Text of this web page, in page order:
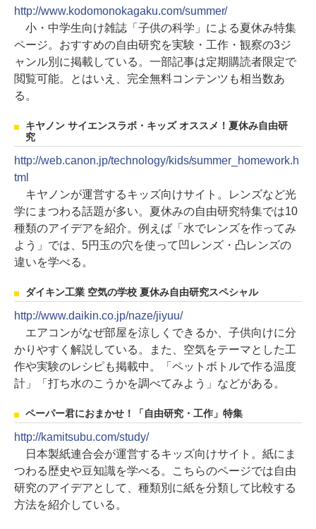
http://www.kodomonokagaku.com/summer/
小・中学生向け雑誌「子供の科学」による夏休み特集
ページ。おすすめの自由研究を実験・工作・観察の3ジ
ャンル別に掲載している。一部記事は定期購読者限定で
閲覧可能。とはいえ、完全無料コンテンツも相当数あ
る。
キヤノン サイエンスラボ・キッズ オススメ！夏休み自由研
究
http://web.canon.jp/technology/kids/summer_homework.h
tml
キヤノンが運営するキッズ向けサイト。レンズなど光
学にまつわる話題が多い。夏休みの自由研究特集では10
種類のアイデアを紹介。例えば「水でレンズを作ってみ
よう」では、5円玉の穴を使って凹レンズ・凸レンズの
違いを学べる。
ダイキン工業 空気の学校 夏休み自由研究スペシャル
http://www.daikin.co.jp/naze/jiyuu/
エアコンがなぜ部屋を涼しくできるか、子供向けに分
かりやすく解説している。また、空気をテーマとした工
作や実験のレシピも掲載中。「ペットボトルで作る温度
計」「打ち水のこうかを調べてみよう」などがある。
ペーパー君におまかせ！「自由研究・工作」特集
http://kamitsubu.com/study/
日本製紙連合会が運営するキッズ向けサイト。紙にま
つわる歴史や豆知識を学べる。こちらのページでは自由
研究のアイデアとして、種類別に紙を分類して比較する
方法を紹介している。